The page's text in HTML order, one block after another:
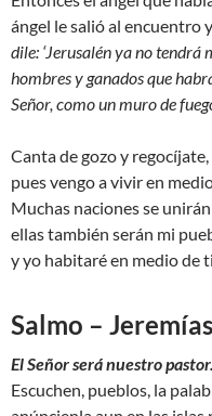
ángel le salió al encuentro
dile: ‘Jerusalén ya no
hombres y ganados que
Señor, como un muro de
Canta de gozo y regocíjate,
pues vengo a vivir en
Muchas naciones se
ellas también serán mi
y yo habitaré en medio de ti.
Salmo –
El Señor será nuestro pastor.
Escuchen, pueblos, la